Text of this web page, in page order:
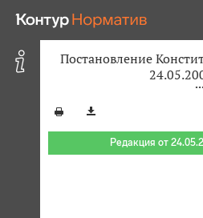
Постановление
Редакция от